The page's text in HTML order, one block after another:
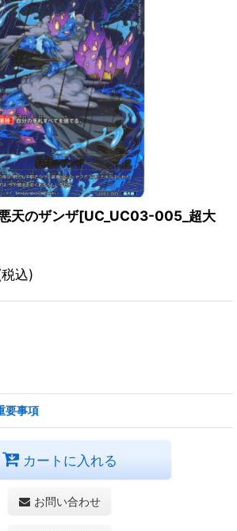
悪天のザンザ[UC_UC03-005_超大
込)
要事項
カートに入れる
お問い合わせ